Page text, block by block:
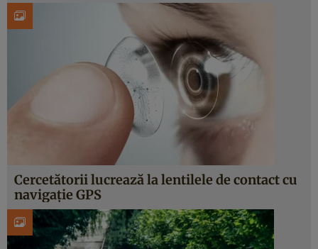
Cercetătorii lucrează la lentilele de contact cu
navigație GPS